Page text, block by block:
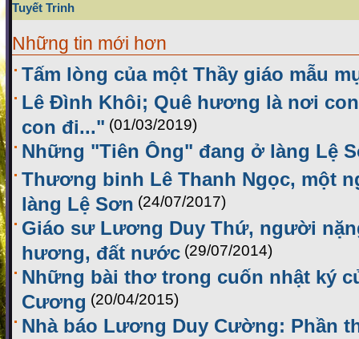
Tuyết Trinh
Những tin mới hơn
Tấm lòng của một Thầy giáo mẫu
Lê Đình Khôi; Quê hương là nơi
con đi..." (01/03/2019)
Những "Tiên Ông" đang ở làng Lệ
Thương binh Lê Thanh Ngọc, một
làng Lệ Sơn (24/07/2017)
Giáo sư Lương Duy Thứ, người
hương, đất nước (29/07/2014)
Những bài thơ trong cuốn nhật ký
Cương (20/04/2015)
Nhà báo Lương Duy Cường: Phần